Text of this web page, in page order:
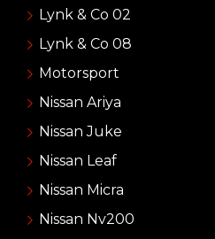
Lynk & Co 02
Lynk & Co 08
Motorsport
Nissan Ariya
Nissan Juke
Nissan Leaf
Nissan Micra
Nissan Nv200